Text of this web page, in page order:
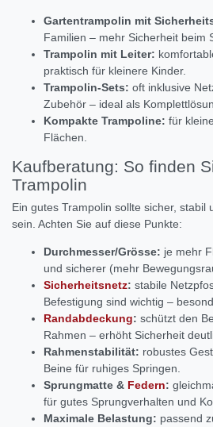
Gartentrampolin mit
Familien – mehr Sicherheit beim
Trampolin mit Leiter:
praktisch für kleinere Kinder.
Trampolin-Sets: oft inklusive
Zubehör – ideal als
Kompakte Trampoline: für
Flächen.
Kaufberatung: So finden
Trampolin
Ein gutes Trampolin sollte sicher, stabil
sein. Achten Sie auf diese Punkte:
Durchmesser/Grösse: je mehr
und sicherer (mehr
Sicherheitsnetz: stabile
Befestigung sind wichtig –
Randabdeckung: schützt den
Rahmen – erhöht Sicherheit
Rahmenstabilität: robustes
Beine für ruhiges Springen.
Sprungmatte & Federn:
für gutes Sprungverhalten und
Maximale Belastung: passend